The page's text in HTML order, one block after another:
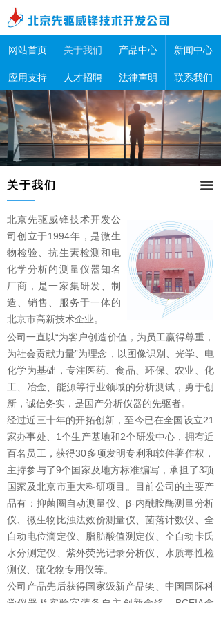
网站首页 关于我们 产品中心 新闻中心
应用支持 人才招聘 法律声明 联系我们
关于我们 끀
北京先驱威锋技术开发公
司创立于1994年，是微生
物检验、抗生素检测和电
化学分析的测量仪器知名
厂商，是一家集研发、制
造、销售、服务于一体的
北京市高新技术企业。
公司一直以“为客户创造价值，为员工赢得尊重，
为社会贡献力量”为理念，以图像识别、光学、电
化学为基础，专注医药、食品、环保、农业、化
工、冶金、能源等行业领域的分析测试，勇于创
新，诚信务实，是国产分析仪器的先驱者。
经过近三十年的开拓创新，至今已在全国设立21
家办事处、1个生产基地和2个研发中心，拥有近
百名员工，获得30多项发明专利和软件著作权，
主持参与了9个国家及地方标准编写，承担了3项
国家及北京市重大科研项目。目前公司的主要产
品有：抑菌圈自动测量仪、β-内酰胺酶测量分析
仪、微生物比浊法效价测量仪、菌落计数仪、全
自动电位滴定仪、脂肪酸值测定仪、全自动卡氏
水分测定仪、紫外荧光记录分析仪、水质毒性检
测仪、硫化物专用仪等。
公司产品先后获得国家级新产品奖、中国国际科
学仪器及实验室装备自主创新金奖、BCEIA金